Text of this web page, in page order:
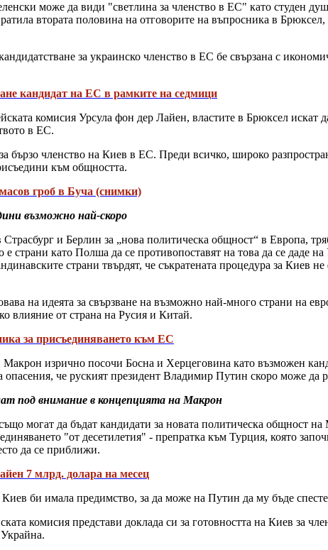
може да види "светлина за членство в ЕС" като студен
втората половина на отговорите на въпросника в
за украинско членство в ЕС бе свързана с
кандидат на ЕС в рамките на седмици
комисия Урсула фон дер Лайен, властите в Брюксел
в ЕС.
бързо членство на Киев в ЕС. Преди всичко, широко
към общността.
гроб в Буча (снимки)
възможно най-скоро
и Берлин за „нова политическа общност“ в Европа,
страни като Полша да се противопоставят на това да се даде
страни твърдят, че съкратената процедура за Киев
на идеята за свързване на възможно най-много страни на
влияние от страна на Русия и Китай.
за присъединяването към ЕС
изрично посочи Босна и Херцеговина като възможен
опасения, че руският президент Владимир Путин скоро може да
под внимание в концепцията на Макрон
могат да бъдат кандидати за новата политическа общност
"от десетилетия" - препратка към Турция, която
да се приближи.
7 млрд. долара на месец
Киев би имала предимство, за да може на Путин да му бъде
комисия представи доклада си за готовността на Киев за